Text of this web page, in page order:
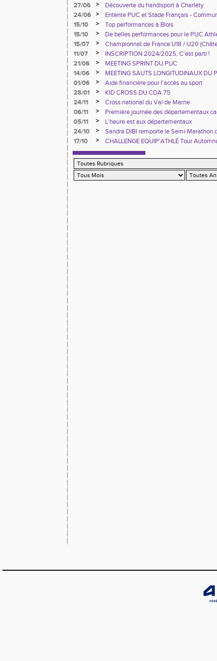
27/06
>
Découverte du handisport à Charléty
24/06
>
Entente PUC et Stade Français -
15/10
>
Top performances à Blois
15/10
>
De belles performances pour le PUC
France à Blois
15/07 >
Championnat de France U18 / U20
11/07
>
INSCRIPTION 2024/2025, C'est parti !
21/06
>
MEETING SPRINT DU PUC
14/06
>
MEETING SAUTS LONGITUDINAUX DU
01/06
>
Aide financière pour l'accès au sport
28/01
>
KID CROSS DU CDA 75
24/11
>
Cross national du Val de Marne
06/11
>
Première journée des départementaux
05/11
>
L'heure est aux départementaux
24/10
>
Sandra DIBI remporte le Semi-Marathon
17/10
> CHALLENGE EQUIP'ATHLÉ Tour